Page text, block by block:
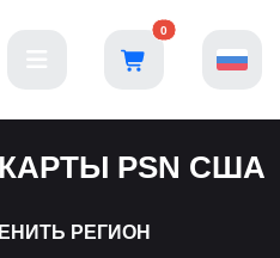
0
PSN США
РЕГИОН